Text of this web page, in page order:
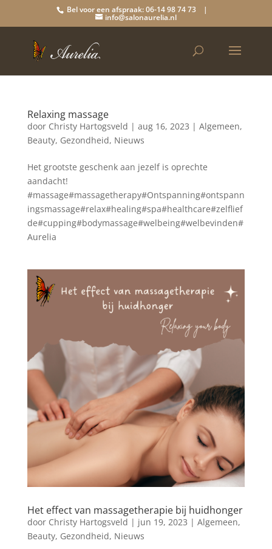
Bel voor een afspraak: 06-14 98 74 73 |
info@salonaurelia.nl
Relaxing massage
door Christy Hartogsveld | aug 16, 2023 | Algemeen,
Beauty, Gezondheid, Nieuws
Het grootste geschenk aan jezelf is oprechte
aandacht!
#massage#massagetherapy#Ontspanning#ontspann
ingsmassage#relax#healing#spa#healthcare#zelflief
de#cupping#bodymassage#welbeing#welbevinden#
Aurelia
Het effect van massagetherapie bij huidhonger
door Christy Hartogsveld | jun 19, 2023 | Algemeen,
Beauty, Gezondheid, Nieuws